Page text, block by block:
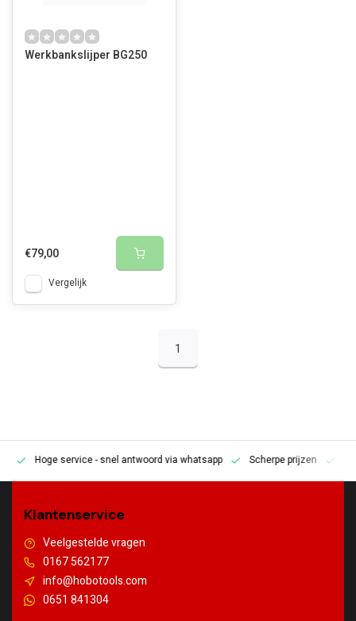
Werkbankslijper BG250
€79,00
Vergelijk
1
Hoge service- snel antwoord via whatsapp Scherpe prijzen
Klantenservice
Veelgestelde vragen
0167 562177
info@hobotools.com
0651 841304